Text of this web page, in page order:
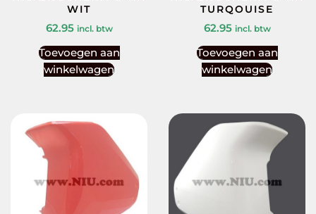
WIT
62.95 incl. btw
Toevoegen aan
winkelwagen
TURQOUISE
62.95 incl. btw
Toevoegen aan
winkelwagen